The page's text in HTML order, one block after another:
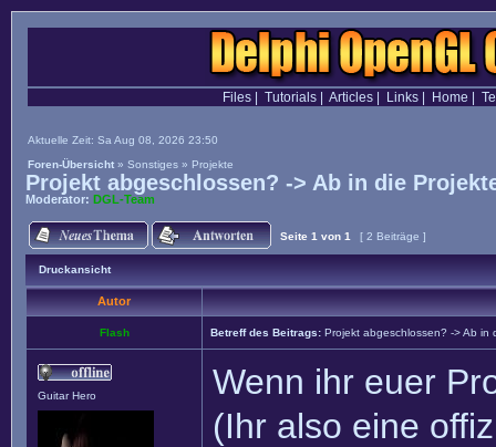
Files| Tutorials| Articles| Links| Home
Aktuelle Zeit: Sa Aug 08, 2026 23:50
Foren-Übersicht » Sonstiges » Projekte
Projekt abgeschlossen? -> Ab in die
Moderator: DGL-Team
Seite 1 von 1 [ 2 Beiträge ]
Druckansicht
Autor
Flash Betreff des Beitrags: Projekt abgeschlossen? -> Ab in
Guitar Hero
Wenn ihr euer
(Ihr also eine